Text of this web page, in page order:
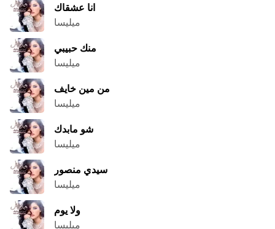
انا عشقاك
ميليسا
منك حبيبي
ميليسا
من مين خايف
ميليسا
شو مابدك
ميليسا
سيدي منصور
ميليسا
ولا يوم
ميليسا